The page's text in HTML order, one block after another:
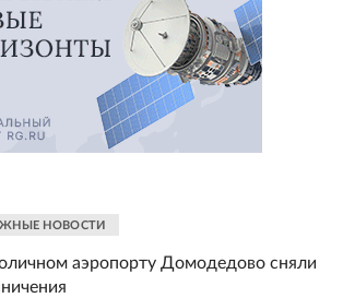
НОВОСТИ
аэропорту Домодедово сняли